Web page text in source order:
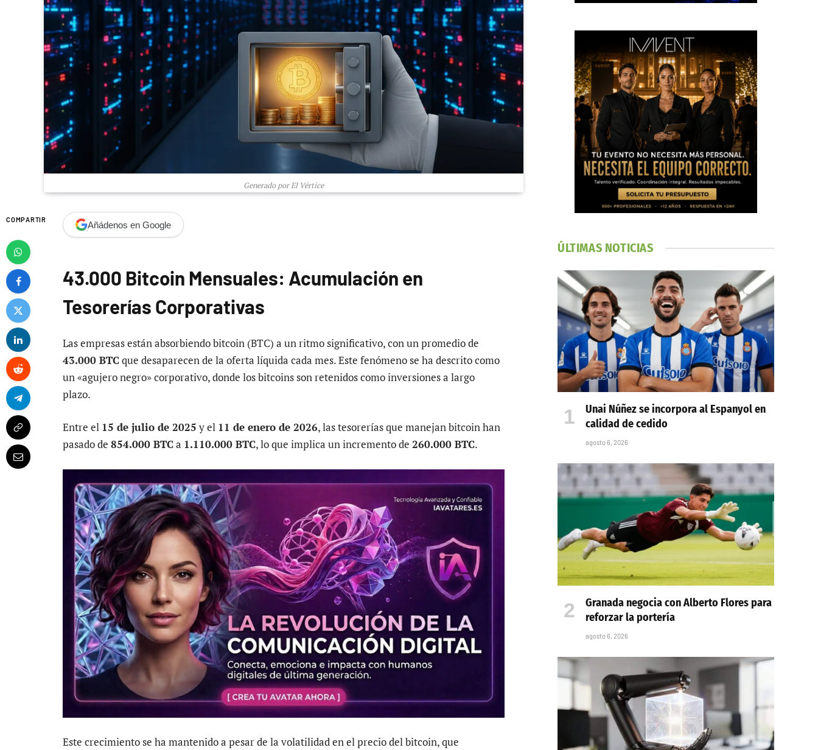
Generado por El Vértice
COMPARTIR Añádenos en Google
43.000 Bitcoin Mensuales: Acumulación en
Tesorerías Corporativas
Las empresas están absorbiendo bitcoin (BTC) a un ritmo significativo, con un promedio de
43.000 BTCque desaparecen de la oferta líquida cada mes. Este fenómeno se ha descrito como
un «agujero negro» corporativo, donde los bitcoins son retenidos como inversiones a largo
plazo.
Entre el 15 de julio de 2025 y el 11 de enero de 2026, las tesorerías que manejan bitcoin han
pasado de 854.000 BTCa 1.110.000 BTC, lo que implica un incremento de 260.000 BTC.
Este crecimiento se ha mantenido a pesar de la volatilidad en el precio del bitcoin, que
ÚLTIMAS NOTICIAS
Unai Núñez se incorpora al Espanyol en
calidad de cedido
agosto 6, 2026
Granada negocia con Alberto Flores para
reforzar la portería
agosto 6, 2026